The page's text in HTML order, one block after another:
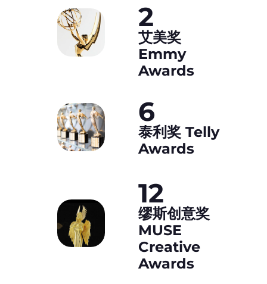
2
艾美奖
Emmy
Awards
6
泰利奖 Telly
Awards
12
缪斯创意奖
MUSE
Creative
Awards